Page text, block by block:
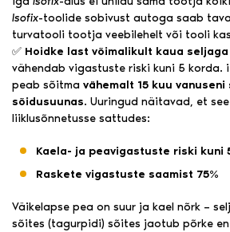
Isofix-toolide sobivust autoga saab
turvatooli tootja veebilehelt või tooli
✅ Hoidke last võimalikult kaua
vähendab vigastuste riski kuni 5 korda.
peab sõitma vähemalt 15 kuu vanuseni
sõidusuunas. Uuringud näitavad, et
liiklusõnnetusse sattudes:
Kaela- ja peavigastuste riski kuni
Raskete vigastuste saamist 75%
Väikelapse pea on suur ja kael nõrk –
sõites (tagurpidi) sõites jaotub põrke